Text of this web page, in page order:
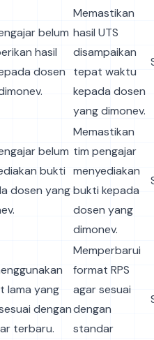
belum
hasil
dosen
Memastikan
hasil UTS
disampaikan
tepat waktu
kepada dosen
yang dimonev.
belum
bukti
dosen yang
Memastikan
tim pengajar
menyediakan
bukti kepada
dosen yang
dimonev.
lama yang
dengan
terbaru.
Memperbarui
format RPS
agar sesuai
dengan
standar